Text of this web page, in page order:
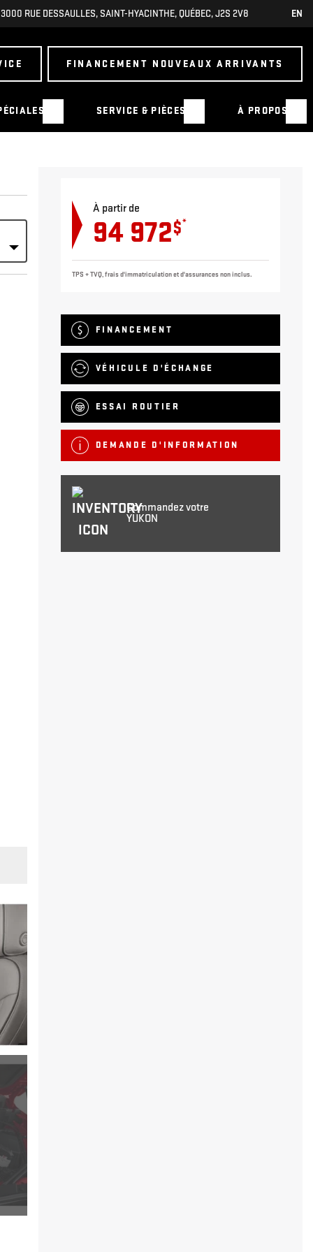
3000 RUE DESSAULLES, SAINT-HYACINTHE, QUÉBEC,J2S 2V8 EN
FINANCEMENT NOUVEAUX ARRIVANTS
SERVICE & PIÈCES À PROPOS
À partir de
94 972$*
TPS + TVQ, frais d'immatriculation et d'assurances non inclus.
FINANCEMENT
VÉHICULE D'ÉCHANGE
ESSAI ROUTIER
DEMANDE D'INFORMATION
Commandez votre
YUKON